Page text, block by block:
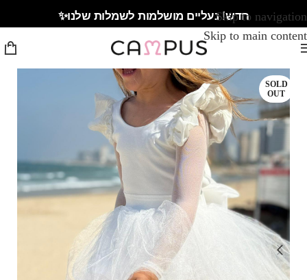
Skip to navigation
Skip to main content
חדש! נעליים מושלמות לשמלות שלנו✨
SOLD
OUT